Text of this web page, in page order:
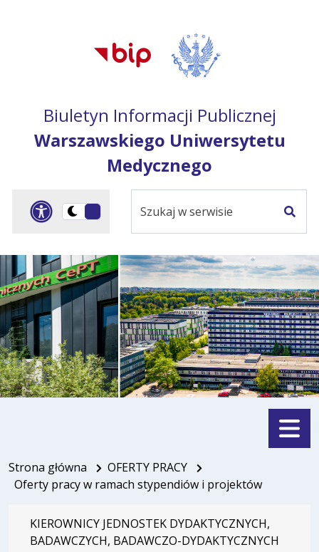
głównego menu
serwisu
Biuletyn Informacji Publicznej
Warszawskiego Uniwersytetu
Medycznego
Panel dostosowania
Przełącz
ciemną
serwisie
Menu
Strona główna
OFERTY PRACY
Oferty pracy w ramach stypendiów i projektów
KIEROWNICY JEDNOSTEK DYDAKTYCZNYCH,
BADAWCZYCH, BADAWCZO-DYDAKTYCZNYCH